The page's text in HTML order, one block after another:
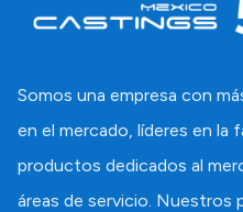
Somos una empresa con
en el mercado, líderes en la
productos dedicados al
áreas de servicio. Nuestros